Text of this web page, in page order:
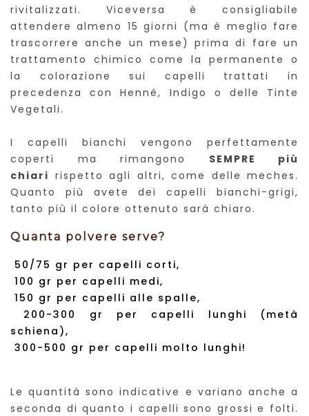
rivitalizzati. Viceversa è consigliabile
attendere almeno 15 giorni (ma è meglio fare
trascorrere anche un mese) prima di fare un
trattamento chimico come la permanente o
la colorazione sui capelli trattati in
precedenza con Henné, Indigo o delle Tinte
Vegetali.
I capelli bianchi vengono perfettamente
coperti ma rimangono SEMPRE più
chiari rispetto agli altri, come delle meches.
Quanto più avete dei capelli bianchi-grigi,
tanto più il colore ottenuto sarà chiaro.
Quanta polvere serve?
50/75 gr per capelli corti,
100 gr per capelli medi,
150 gr per capelli alle spalle,
200-300 gr per capelli lunghi (metà
schiena),
300-500 gr per capelli molto lunghi!
Le quantità sono indicative e variano anche a
seconda di quanto i capelli sono grossi e folti.